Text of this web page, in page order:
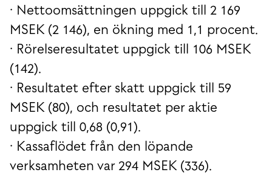
· Nettoomsättningen uppgick till 2 169
MSEK (2 146), en ökning med 1,1 procent.
· Rörelseresultatet uppgick till 106 MSEK
(142).
· Resultatet efter skatt uppgick till 59
MSEK (80), och resultatet per aktie
uppgick till 0,68 (0,91).
· Kassaflödet från den löpande
verksamheten var 294 MSEK (336).